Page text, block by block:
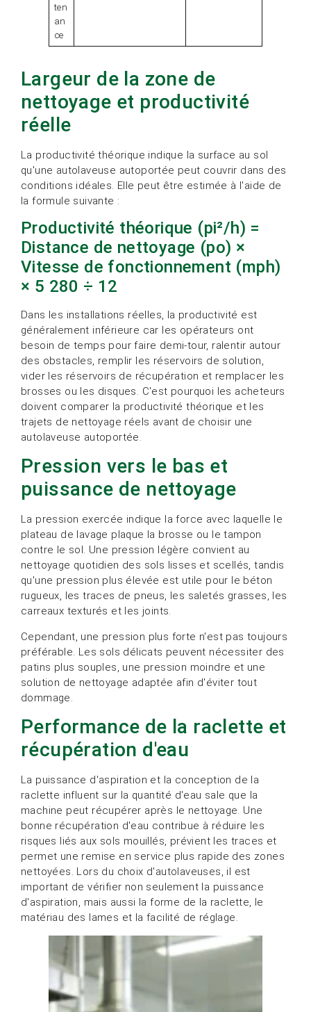
ten
an
ce
Largeur de la zone de
nettoyage et productivité
réelle
La productivité théorique indique la surface au sol
qu'une autolaveuse autoportée peut couvrir dans des
conditions idéales. Elle peut être estimée à l'aide de
la formule suivante :
Productivité théorique (pi²/h) =
Distance de nettoyage (po) ×
Vitesse de fonctionnement (mph)
× 5 280 ÷ 12
Dans les installations réelles, la productivité est
généralement inférieure car les opérateurs ont
besoin de temps pour faire demi-tour, ralentir autour
des obstacles, remplir les réservoirs de solution,
vider les réservoirs de récupération et remplacer les
brosses ou les disques. C'est pourquoi les acheteurs
doivent comparer la productivité théorique et les
trajets de nettoyage réels avant de choisir une
autolaveuse autoportée.
Pression vers le bas et
puissance de nettoyage
La pression exercée indique la force avec laquelle le
plateau de lavage plaque la brosse ou le tampon
contre le sol. Une pression légère convient au
nettoyage quotidien des sols lisses et scellés, tandis
qu'une pression plus élevée est utile pour le béton
rugueux, les traces de pneus, les saletés grasses, les
carreaux texturés et les joints.
Cependant, une pression plus forte n'est pas toujours
préférable. Les sols délicats peuvent nécessiter des
patins plus souples, une pression moindre et une
solution de nettoyage adaptée afin d'éviter tout
dommage.
Performance de la raclette et
récupération d'eau
La puissance d'aspiration et la conception de la
raclette influent sur la quantité d'eau sale que la
machine peut récupérer après le nettoyage. Une
bonne récupération d'eau contribue à réduire les
risques liés aux sols mouillés, prévient les traces et
permet une remise en service plus rapide des zones
nettoyées. Lors du choix d'autolaveuses, il est
important de vérifier non seulement la puissance
d'aspiration, mais aussi la forme de la raclette, le
matériau des lames et la facilité de réglage.